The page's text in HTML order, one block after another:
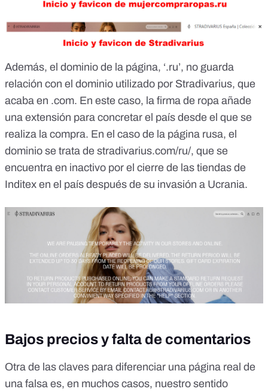
Además, el dominio de la página, ‘.ru’, no guarda
relación con el dominio utilizado por Stradivarius, que
acaba en .com. En este caso, la firma de ropa añade
una extensión para concretar el país desde el que se
realiza la compra. En el caso de la página rusa, el
dominio se trata de stradivarius.com/ru/, que se
encuentra en inactivo por el cierre de las tiendas de
Inditex en el país después de su invasión a Ucrania.
Bajos precios y falta de comentarios
Otra de las claves para diferenciar una página real de
una falsa es, en muchos casos, nuestro sentido